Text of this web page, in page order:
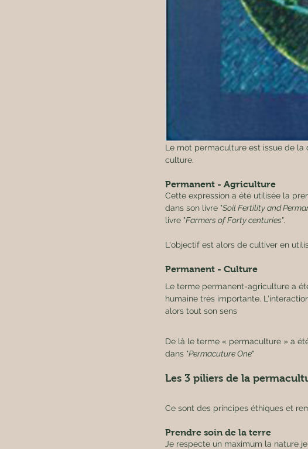
Le mot permaculture est issue de
culture.
Permanent - Agriculture
Cette expression a été utilisée la
dans son livre "Soil Fertility and
livre "Farmers of Forty centuries".
L'objectif est alors de cultiver en
Permanent - Culture
Le terme permanent-agriculture a
humaine très importante.
alors tout son sens
De là le terme « permaculture » a
dans "Permacuture One"
Les 3 piliers de la
Ce sont des principes éthiques et
Prendre soin de la terre
Je respecte un maximum la nature